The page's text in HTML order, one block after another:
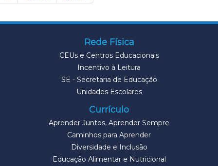
Rede Física
CEUs e Centros Educacionais
Incentivo à Leitura
SE - Secretaria de Educação
Unidades Escolares
Currículo
Aprender Juntos, Aprender Sempre
Caminhos para Aprender
Diversidade e Inclusão
Educação Alimentar e Nutricional